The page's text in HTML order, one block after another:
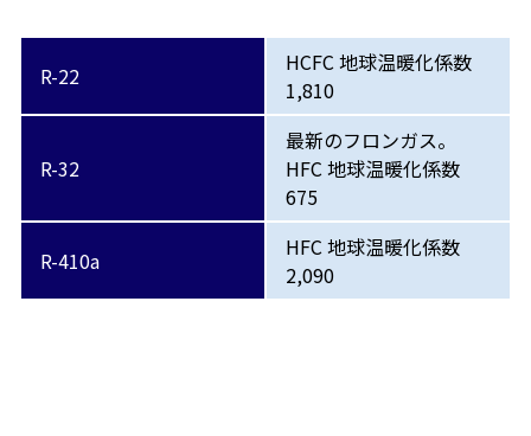
R-22
HCFC 地球温暖化係数
1,810
R-32
最新のフロンガス。
HFC 地球温暖化係数
675
R-410a
HFC 地球温暖化係数
2,090